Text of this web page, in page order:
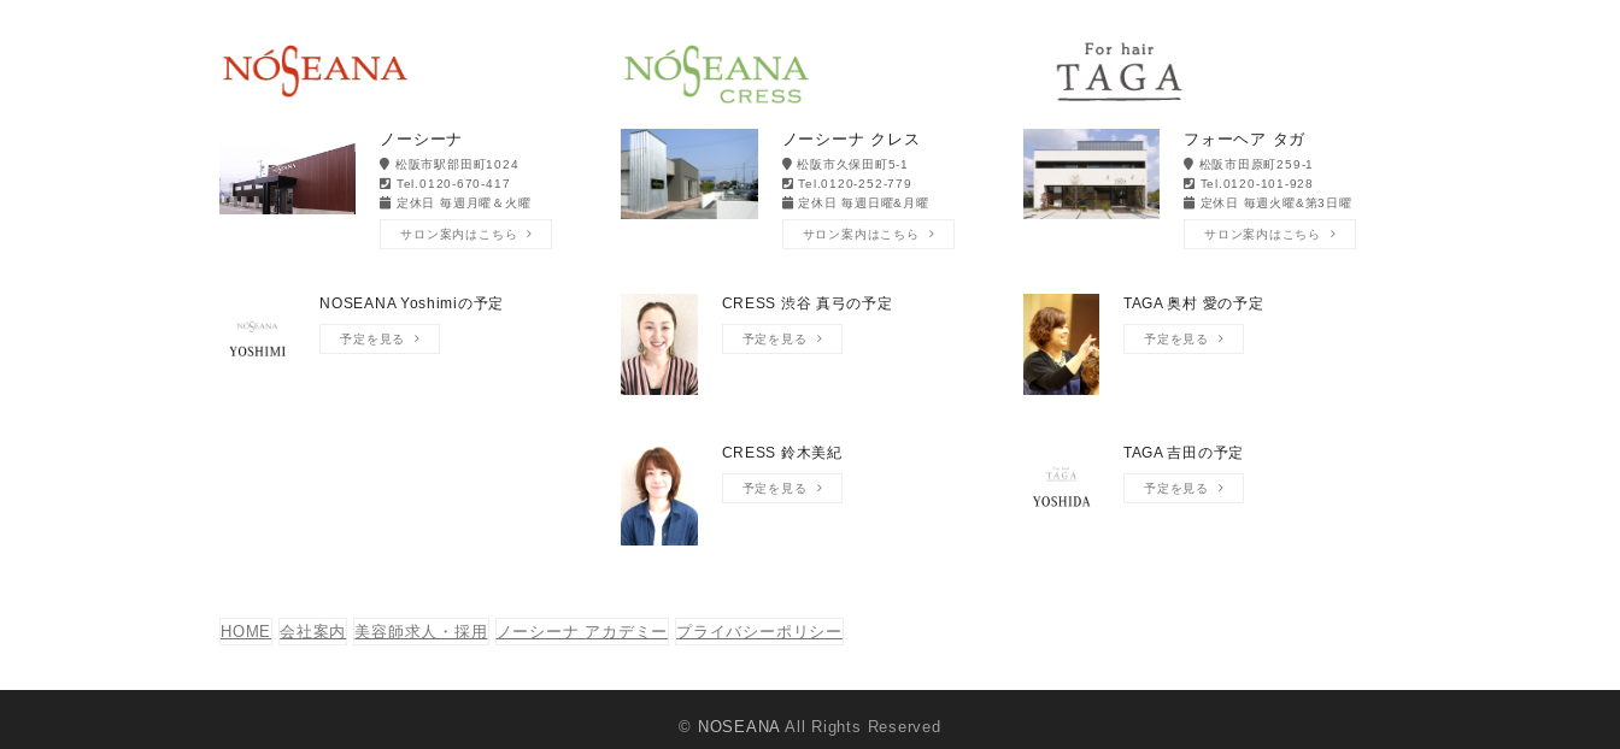
ノーシーナ
松阪市駅部田町1024
Tel.0120-670-417
定休日 毎週月曜＆火曜
サロン案内はこちら
NOSEANA Yoshimiの予定
予定を見る
ノーシーナ クレス
松阪市久保田町5-1
Tel.0120-252-779
定休日 毎週日曜&月曜
サロン案内はこちら
CRESS 渋谷 真弓の予定
予定を見る
CRESS 鈴木美紀
予定を見る
フォーヘア タガ
松阪市田原町259-1
Tel.0120-101-928
定休日 毎週火曜&第3日曜
サロン案内はこちら
TAGA 奥村 愛の予定
予定を見る
TAGA 吉田の予定
予定を見る
HOME 会社案内 美容師求人・採用 ノーシーナ アカデミー プライバシーポリシー
© NOSEANA All Rights Reserved